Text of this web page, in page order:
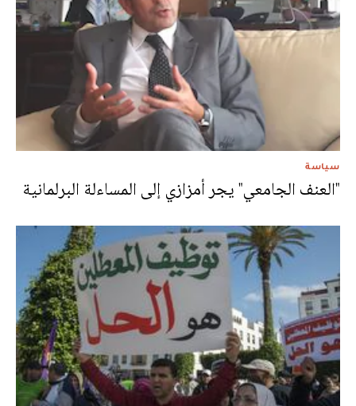
سياسة
"العنف الجامعي" يجر أمزازي إلى المساءلة البرلمانية